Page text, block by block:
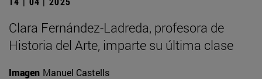
Clara Fernández-Ladreda, profesora de
Historia del Arte, imparte su última clase
Imagen Manuel Castells